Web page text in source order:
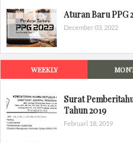
Aturan Baru PPG
December 03, 2022
WEEKLY
Surat
Tahun 2019
Februari 18, 2019